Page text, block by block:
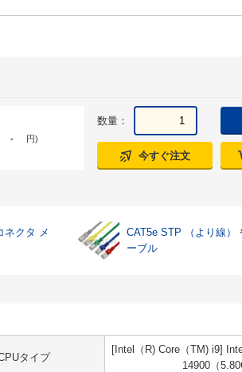
- 円)
数量：
今すぐ注文
ネクタ メ
CAT5e STP （より線）
ーブル
タイプ
[Intel（R) Core（TM) i9]
14900（